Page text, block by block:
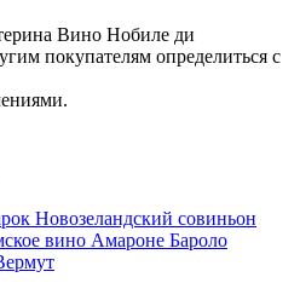
Вино Нобиле ди
покупателям определиться с
Новозеландский совиньон
вино Амароне Бароло